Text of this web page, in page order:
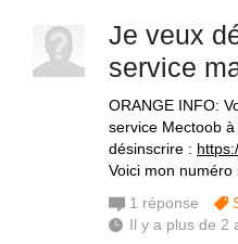
Je veux
service
ORANGE INFO:
service Mectoob
désinscrire :
Voici mon numéro
1 réponse
Il y a plus de 2